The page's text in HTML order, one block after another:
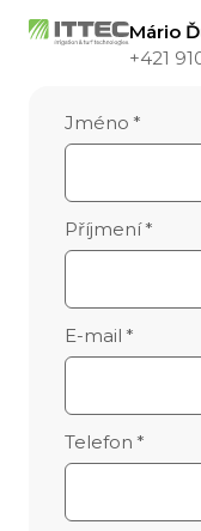
235 Amp
vpřed, vzad
Mário
+421
Jméno *
Příjmení *
E-mail *
Telefon *